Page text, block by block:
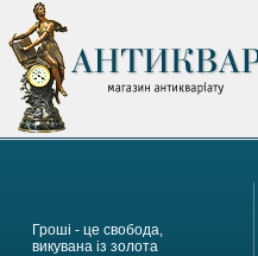
Гроші - це свобода,
викувана із золота